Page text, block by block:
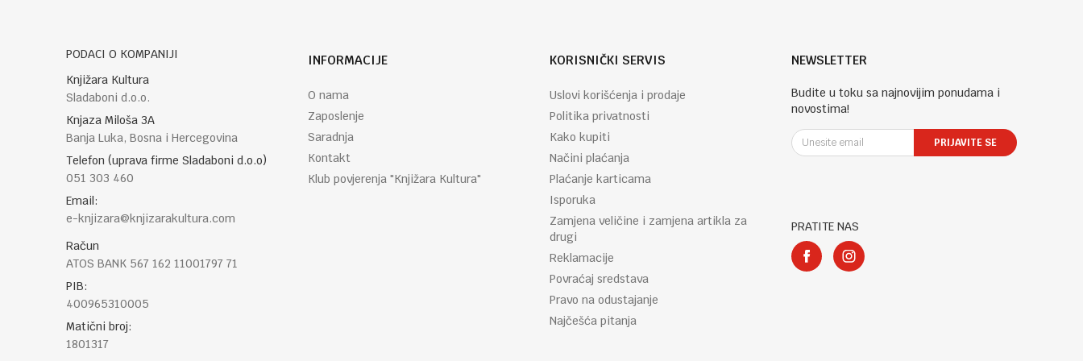
PODACI O KOMPANIJI
Knjižara Kultura
Sladaboni d.o.o.
Knjaza Miloša 3A
Banja Luka, Bosna i Hercegovina
Telefon (uprava firme Sladaboni d.o.o)
051 303 460
Email:
e-knjizara@knjizarakultura.com
Račun
ATOS BANK 567 162 11001797 71
PIB:
400965310005
Matični broj:
1801317
INFORMACIJE
O nama
Zaposlenje
Saradnja
Kontakt
Klub povjerenja "Knjižara Kultura"
KORISNIČKI SERVIS
Uslovi korišćenja i prodaje
Politika privatnosti
Kako kupiti
Načini plaćanja
Plaćanje karticama
Isporuka
Zamjena veličine i zamjena artikla za
drugi
Reklamacije
Povraćaj sredstava
Pravo na odustajanje
Najčešća pitanja
NEWSLETTER
Budite u toku sa najnovijim ponudama i
novostima!
PRIJAVITE SE
PRATITE NAS